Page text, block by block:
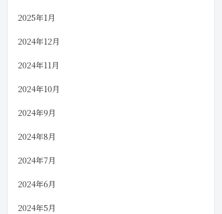
2025年1月
2024年12月
2024年11月
2024年10月
2024年9月
2024年8月
2024年7月
2024年6月
2024年5月